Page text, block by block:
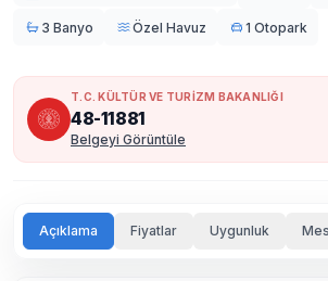
3 Banyo Özel Havuz 1 Otopark
T.C. KÜLTÜR VE TURİZM BAKANLIĞI
48-11881
Belgeyi Görüntüle
Açıklama Fiyatlar Uygunluk